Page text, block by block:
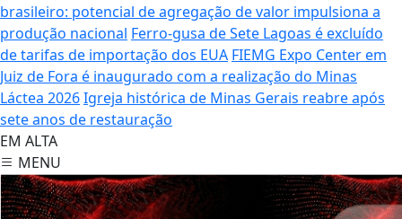
brasileiro: potencial de agregação de valor impulsiona a
produção nacional Ferro-gusa de Sete Lagoas é excluído
de tarifas de importação dos EUA FIEMG Expo Center em
Juiz de Fora é inaugurado com a realização do Minas
Láctea 2026Igreja histórica de Minas Gerais reabre após
sete anos de restauração
EM ALTA
MENU